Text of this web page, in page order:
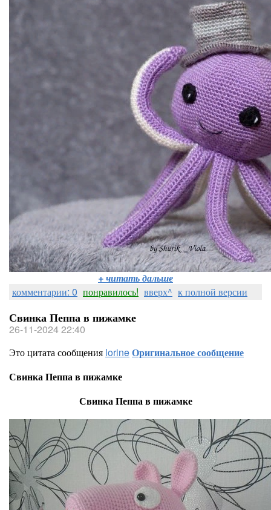
+ читать дальше
комментарии: 0 понравилось! вверх^ к полной версии
Свинка Пеппа в пижамке
26-11-2024 22:40
Это цитата сообщения lorineОригинальное сообщение
Свинка Пеппа в пижамке
Свинка Пеппа в пижамке